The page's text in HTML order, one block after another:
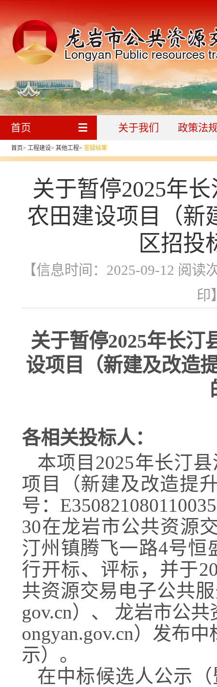
首页 关于我们 政策法
首页> 工程建设> 其他工程> 答疑结果
关于暂停2025年
农田建设项目（新
区招投
【信息时间：2025-09-12 阅读
印
关于暂停2025年长汀
设项目（新建及改造
各相关投标人：
本项目 2025年长汀
项目（新建及改造提
号：
30在龙岩市公共资源
汀州镇腾飞一路4号恒
行开标、评标 ，并于
共资源交易电子公共
gov.cn）、 龙岩市公
ongyan.gov.cn） 发布中
示） 。
在中标候选人公示